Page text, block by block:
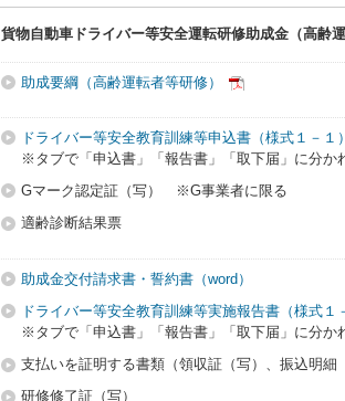
貨物自動車ドライバー等安全運転研修助成金（高齢運
助成要綱（高齢運転者等研修）
ドライバー等安全教育訓練等申込書（様式１－１）
※タブで「申込書」「報告書」「取下届」に分か
Gマーク認定証（写） ※G事業者に限る
適齢診断結果票
助成金交付請求書・誓約書（word）
ドライバー等安全教育訓練等実施報告書（様式１
※タブで「申込書」「報告書」「取下届」に分か
支払いを証明する書類（領収証（写）、振込明細
研修修了証（写）